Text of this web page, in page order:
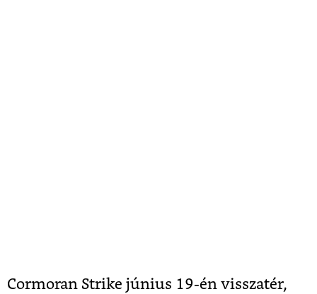
Cormoran Strike június 19-én visszatér,